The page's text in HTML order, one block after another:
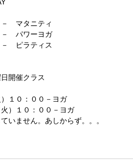
　マタニティ
ワーヨガ
ラティス
開催クラス
１０：００－ヨガ
：００－ヨガ
いません。あしからず。。。